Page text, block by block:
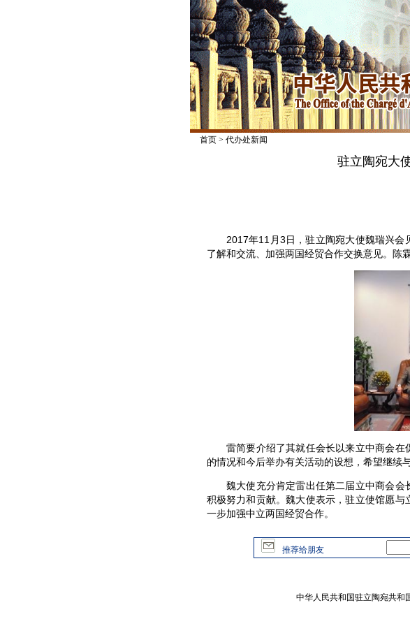
首页> 代办处新闻
驻立陶宛大
2017年11月3日，驻立陶宛大使魏瑞兴会
了解和交流、加强两国经贸合作交换意见。陈
雷简要介绍了其就任会长以来立中商会在
的情况和今后举办有关活动的设想，希望继续
魏大使充分肯定雷出任第二届立中商会会
积极努力和贡献。魏大使表示，驻立使馆愿
一步加强中立两国经贸合作。
推荐给朋友
中华人民共和国驻立陶宛共和